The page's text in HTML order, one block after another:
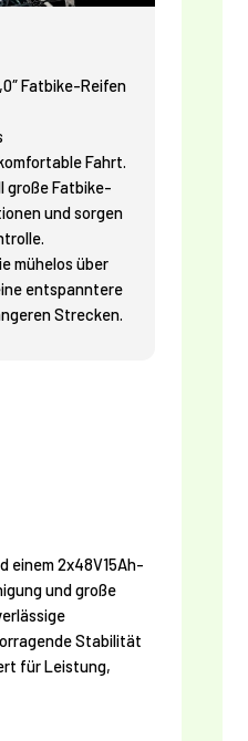
Fatbike-Reifen
Fahrt.
große Fatbike-
und sorgen
mühelos über
entspanntere
Strecken.
einem 2x48V15Ah-
und große
Stabilität
für Leistung,